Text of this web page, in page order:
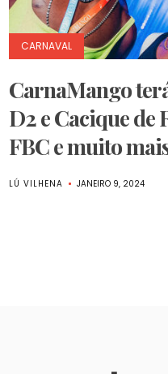
CARNAVAL
CarnaMango
D2 e Cacique de
FBC e muito
LÚ VILHENA JANEIRO 9, 2024